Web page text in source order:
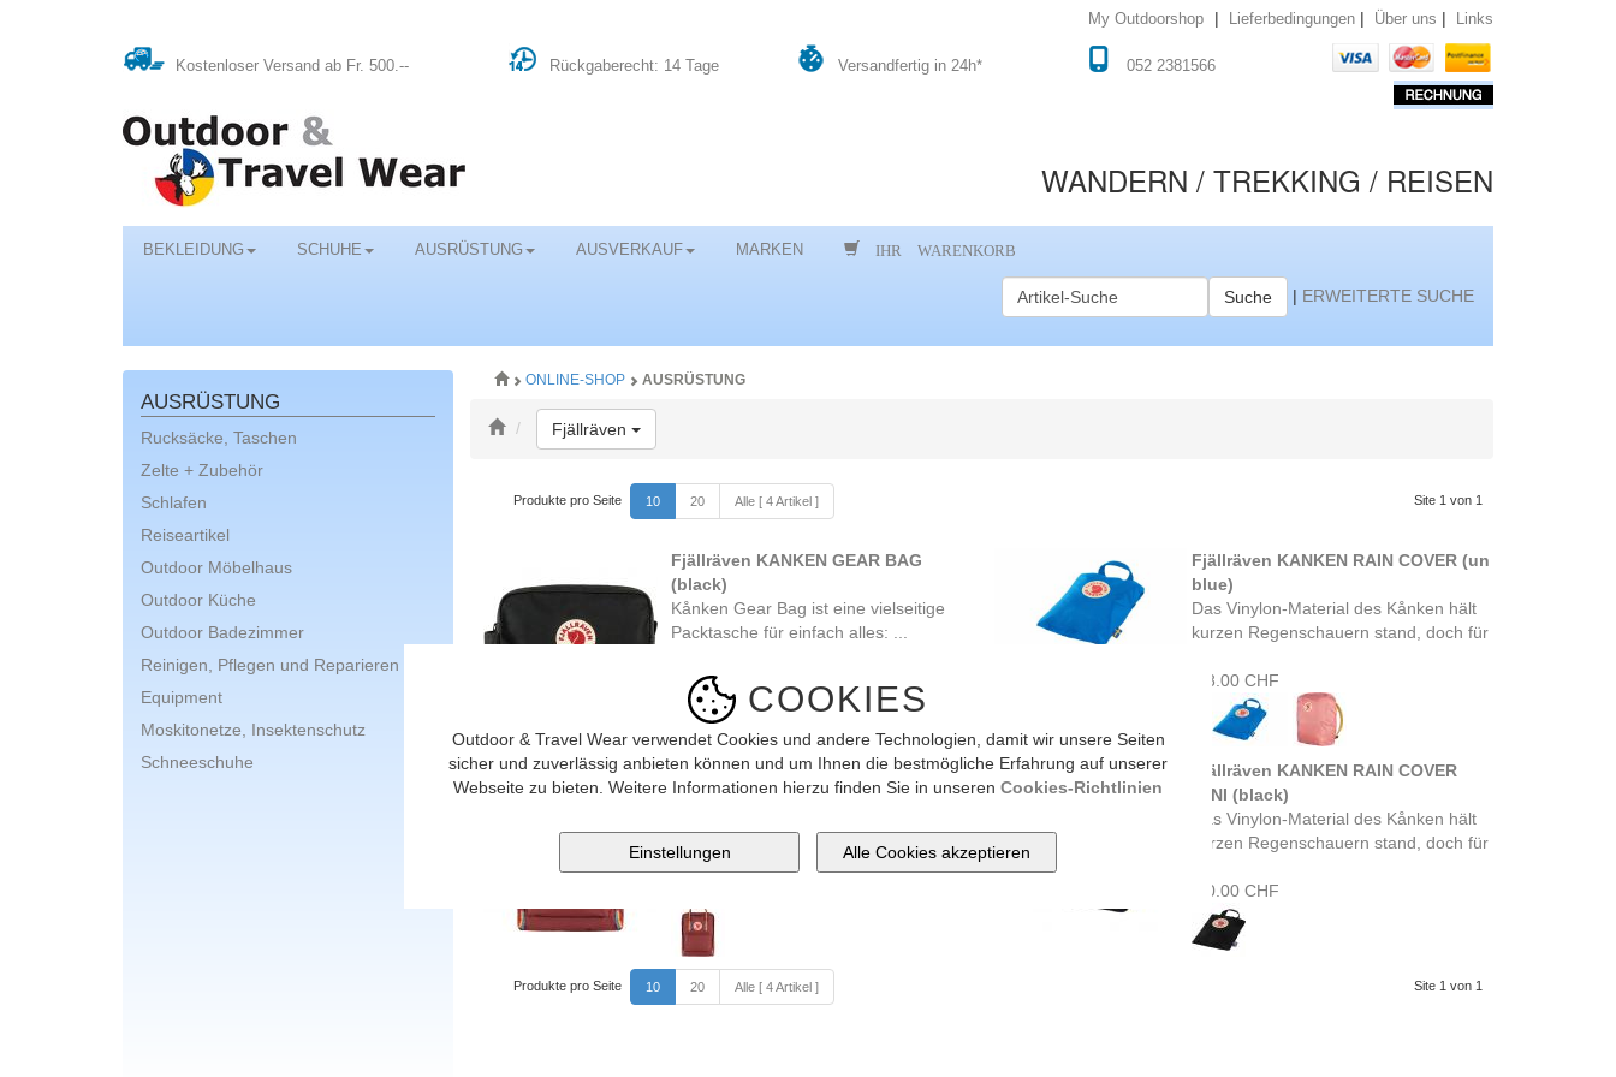
COOKIES
Outdoor & Travel Wear verwendet Cookies und andere Technologien, damit wir unsere Seiten
sicher und zuverlässig anbieten können und um Ihnen die bestmögliche Erfahrung auf unserer
Webseite zu bieten. Weitere Informationen hierzu finden Sie in unseren Cookies-Richtlinien
My Outdoorshop | Lieferbedingungen | Über uns | Links
Kostenloser Versand ab Fr. 500.-- Rückgaberecht: 14 Tage Versandfertig in 24h* 052 2381566
WANDERN / TREKKING / REISEN
BEKLEIDUNG SCHUHE AUSRÜSTUNG AUSVERKAUF MARKEN IHR WARENKORB
Suche | ERWEITERTE SUCHE
AUSRÜSTUNG
Rucksäcke, Taschen
Zelte + Zubehör
Schlafen
Reiseartikel
Outdoor Möbelhaus
Outdoor Küche
Outdoor Badezimmer
Reinigen, Pflegen und Reparieren
Equipment
Moskitonetze, Insektenschutz
Schneeschuhe
ONLINE-SHOP AUSRÜSTUNG
Fjällräven Toggle Dropdown
Produkte pro Seite 10 20 Alle [ 4 Artikel ] Site 1 von 1
Fjällräven KANKEN GEAR BAG
(black)
Kånken Gear Bag ist eine vielseitige
Packtasche für einfach alles: ...
Fjällräven KANKEN RAIN COVER (un
blue)
Das Vinylon-Material des Kånken hält
kurzen Regenschauern stand, doch für
28.00 CHF
Fjällräven KANKEN RAINBOW (ox
red/ rainbow pattern)
Regenbogen-Riemen. Teil der Arctic
Fox ...
Fjällräven KANKEN RAIN COVER
MINI (black)
Das Vinylon-Material des Kånken hält
kurzen Regenschauern stand, doch für
30.00 CHF
Produkte pro Seite 10 20 Alle [ 4 Artikel ] Site 1 von 1